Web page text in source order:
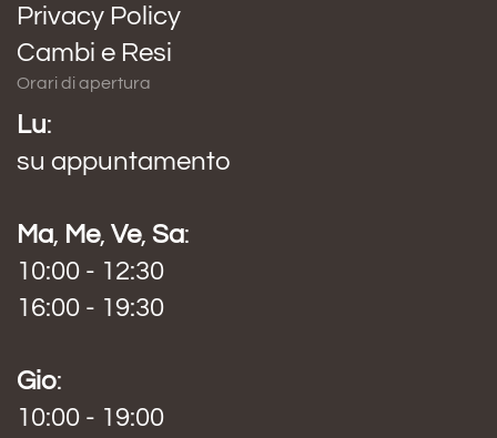
Privacy Policy
Cambi e Resi
Orari di apertura
Lu:
su appuntamento
Ma, Me, Ve, Sa:
10:00 - 12:30
16:00 - 19:30
Gio:
10:00 - 19:00